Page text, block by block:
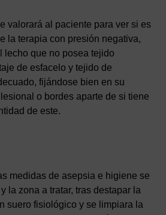
valorará al paciente para ver si es
la terapia con presión negativa,
lecho que no posea tejido
de esfacelo y tejido de
fijándose bien en su
o bordes aparte de si tiene
de este.
medidas de asepsia e higiene se
la zona a tratar, tras destapar la
suero fisiológico y se limpiara la